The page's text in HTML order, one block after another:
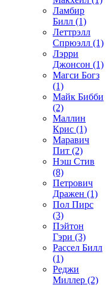
Ламбир
Билл (1)
Леттрэлл
Спрюэлл (1)
Лэрри
Джонсон (1)
Магси Богз
(1)
Майк Бибби
(2)
Маллин
Крис (1)
Маравич
Пит (2)
Нэш Стив
(8)
Петрович
Дражен (1)
Пол Пирс
(3)
Пэйтон
Гэри (3)
Рассел Билл
(1)
Реджи
Миллер (2)